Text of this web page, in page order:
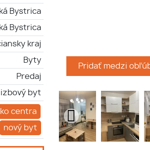
Bystrica
Bystrica
kraj
Byty
Predaj
byt
centra
nový byt
Pridať medzi